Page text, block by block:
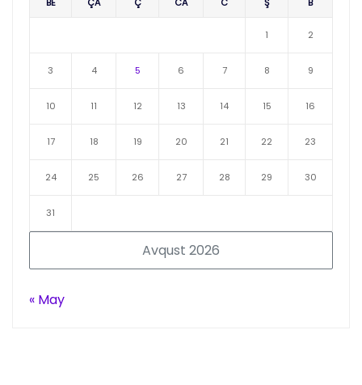
Avqust 2026
1 2
3 4 5 6 7 8 9
10 11 12 13 14 15 16
17 18 19 20 21 22 23
24 25 26 27 28 29 30
31
« May